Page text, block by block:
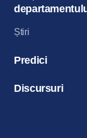
Știri
Predici
Discursuri